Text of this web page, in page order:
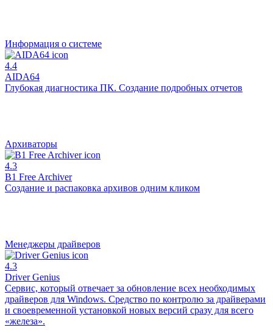
Информация о системе
4.4
AIDA64
Глубокая диагностика ПК. Создание подробных отчетов
Архиваторы
4.3
B1 Free Archiver
Создание и распаковка архивов одним кликом
Менеджеры драйверов
4.3
Driver Genius
Сервис, который отвечает за обновление всех необходимых
драйверов для Windows. Средство по контролю за драйверами
и своевременной установкой новых версий сразу для всего
«железа».